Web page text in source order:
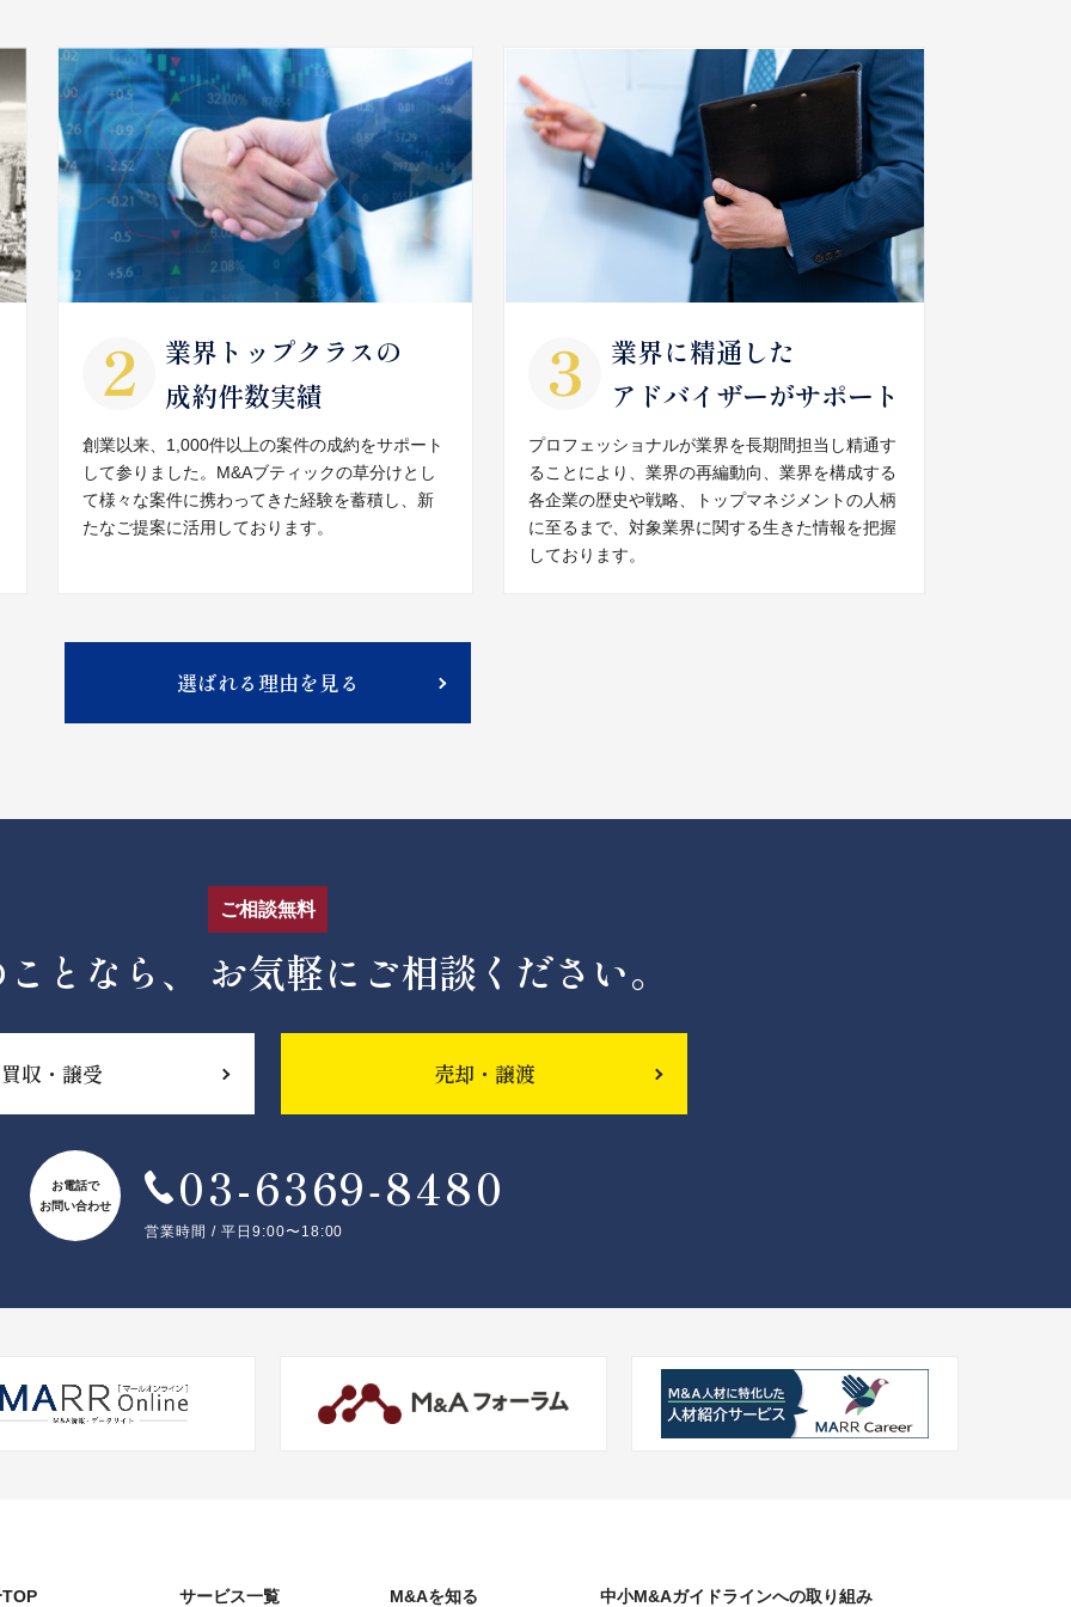
業界トップクラスの
成約件数実績
創業以来、1,000件以上の案件の成約をサポート
して参りました。M&Aブティックの草分けとし
て様々な案件に携わってきた経験を蓄積し、新
たなご提案に活用しております。
業界に精通した
アドバイザーがサポート
プロフェッショナルが業界を長期間担当し精通す
ることにより、業界の再編動向、業界を構成する
各企業の歴史や戦略、トップマネジメントの人柄
に至るまで、対象業界に関する生きた情報を把握
しております。
選ばれる理由を見る
ご相談無料
となら、 お気軽にご相談ください。
買収・譲受 売却・譲渡
お電話で
お問い合わせ
03-6369‐8480
営業時間 / 平日9:00〜18:00
サービス一覧 M&Aを知る 中小M&Aガイドラインへの取り組み